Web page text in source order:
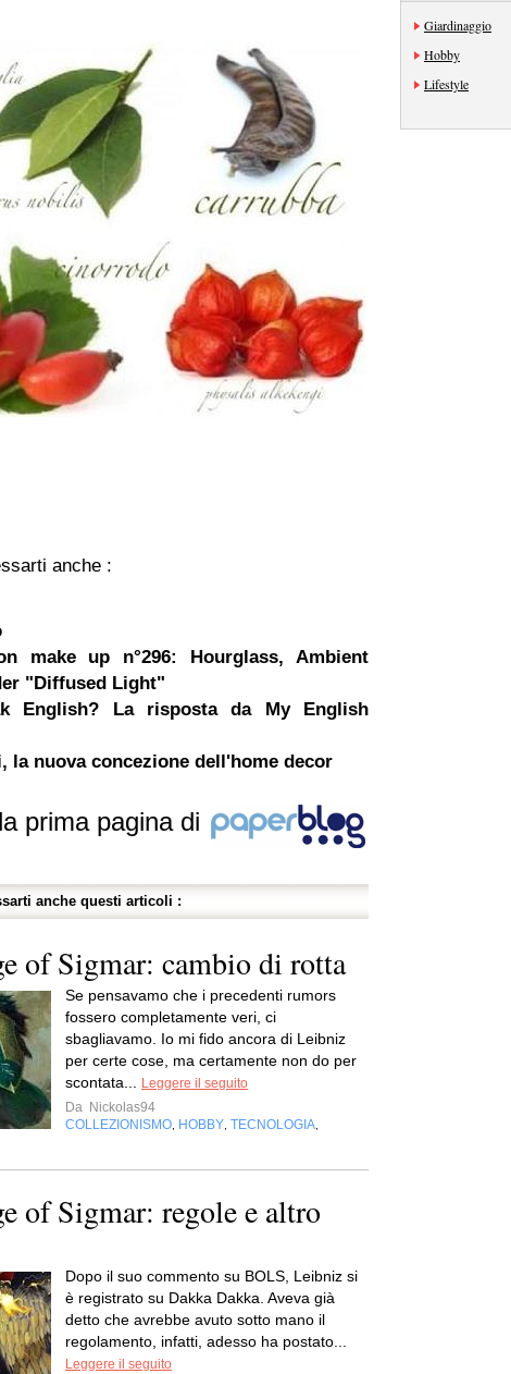
anche :
make up n°296: Hourglass, Ambient
"Diffused Light"
English? La risposta da My English
la nuova concezione dell'home decor
prima pagina di
anche questi articoli :
of Sigmar: cambio di rotta
Se pensavamo che i precedenti rumors
fossero completamente veri, ci
sbagliavamo. Io mi fido ancora di Leibniz
per certe cose, ma certamente non do per
scontata...
Leggere il seguito
Da Nickolas94
COLLEZIONISMO HOBBY TECNOLOGIA
of Sigmar: regole e altro
Dopo il suo commento su BOLS, Leibniz si
è registrato su Dakka Dakka. Aveva già
detto che avrebbe avuto sotto mano il
regolamento, infatti, adesso ha postato...
Leggere il seguito
Giardinaggio
Hobby
Lifestyle